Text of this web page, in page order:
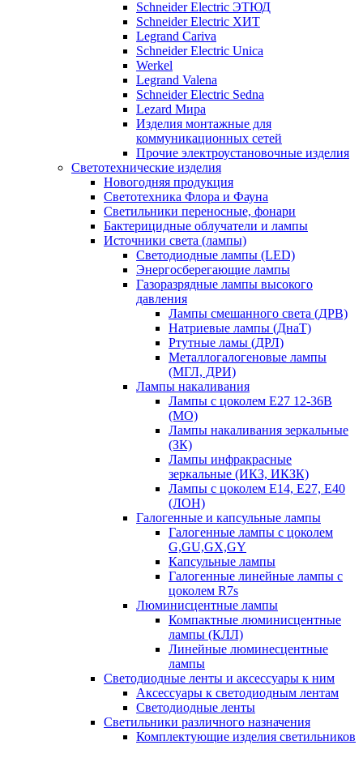
Schneider Electric ЭТЮД
Schneider Electric ХИТ
Legrand Cariva
Schneider Electric Unica
Werkel
Legrand Valena
Schneider Electric Sedna
Lezard Мира
Изделия монтажные для
коммуникационных сетей
Прочие электроустановочные изделия
Светотехнические изделия
Новогодняя продукция
Светотехника Флора и Фауна
Светильники переносные, фонари
Бактерицидные облучатели и лампы
Источники света (лампы)
Светодиодные лампы (LED)
Энергосберегающие лампы
Газоразрядные лампы высокого
давления
Лампы смешанного света (ДРВ)
Натриевые лампы (ДнаТ)
Ртутные ламы (ДРЛ)
Металлогалогеновые лампы
(МГЛ, ДРИ)
Лампы накаливания
Лампы с цоколем Е27 12-36В
(МО)
Лампы накаливания зеркальные
(ЗК)
Лампы инфракрасные
зеркальные (ИКЗ, ИКЗК)
Лампы с цоколем Е14, Е27, Е40
(ЛОН)
Галогенные и капсульные лампы
Галогенные лампы с цоколем
G,GU,GX,GY
Капсульные лампы
Галогенные линейные лампы с
цоколем R7s
Люминисцентные лампы
Компактные люминисцентные
лампы (КЛЛ)
Линейные люминесцентные
лампы
Светодиодные ленты и аксессуары к ним
Аксессуары к светодиодным лентам
Светодиодные ленты
Светильники различного назначения
Комплектующие изделия светильников